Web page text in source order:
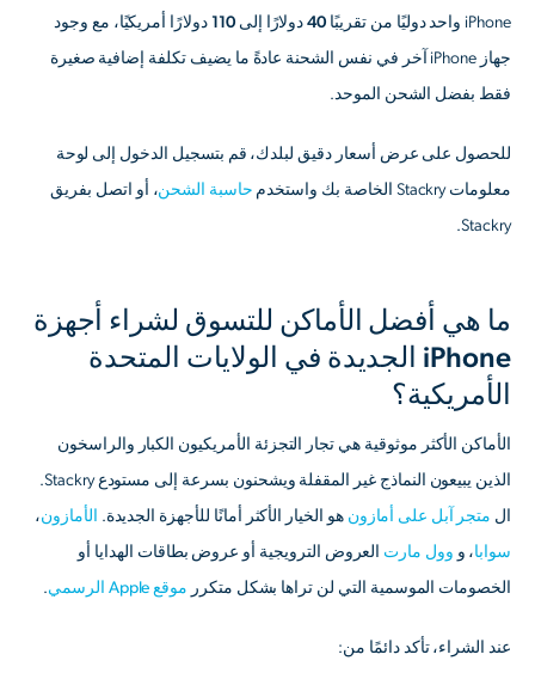
iPhone واحد دوليًا من تقريبًا 40 دولارًا إلى 110 دولارًا أمريكيًا ، مع وجود
جهاز iPhone آخر في نفس الشحنة عادةً ما يضيف تكلفة إضافية صغيرة
فقط بفضل الشحن الموحد.
للحصول على عرض أسعار دقيق لبلدك، قم بتسجيل الدخول إلى لوحة
معلومات Stackry الخاصة بك واستخدم حاسبة الشحن، أو اتصل بفريق
Stackry.
ما هي أفضل الأماكن للتسوق لشراء أجهزة
iPhone الجديدة في الولايات المتحدة
الأمريكية؟
الأماكن الأكثر موثوقية هي تجار التجزئة الأمريكيون الكبار والراسخون
الذين يبيعون النماذج غير المقفلة ويشحنون بسرعة إلى مستودع Stackry.
ال متجر آبل على أمازون هو الخيار الأكثر أمانًا للأجهزة الجديدة. الأمازون،
سوابا، و وول مارت العروض الترويجية أو عروض بطاقات الهدايا أو
الخصومات الموسمية التي لن تراها بشكل متكرر موقع Apple الرسمي .
عند الشراء، تأكد دائمًا من: